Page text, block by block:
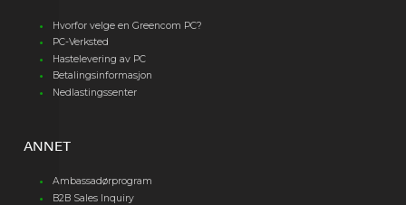
Hvorfor velge en Greencom PC?
PC-Verksted
Hastelevering av PC
Betalingsinformasjon
Nedlastingssenter
ANNET
Ambassadørprogram
B2B Sales Inquiry